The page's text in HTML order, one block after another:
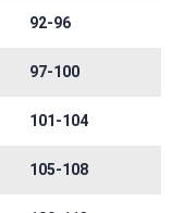
92-96
97-100
101-104
105-108